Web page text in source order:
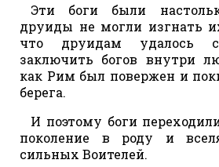
Эти боги были
друиды не могли изгнать
что друидам удалось
заключить богов внутри
как Рим был повержен и
берега.
И поэтому боги
поколение в роду и
сильных Воителей.